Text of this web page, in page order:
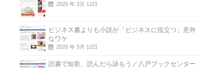
2020 年 3月 12日
ビジネス書よりも小説が「ビジネスに役立つ」意外
なワケ
2020 年 3月 12日
読書で短歌、読んだら詠もう／八戸ブックセンター